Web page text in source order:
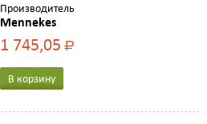
Производитель
Mennekes
1 745,05Р
В корзину